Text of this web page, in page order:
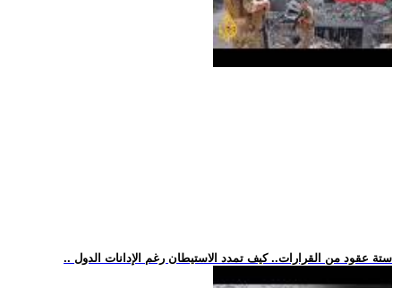
.. ستة عقود من القرارات.. كيف تمدد الاستيطان رغم الإدانات الدول